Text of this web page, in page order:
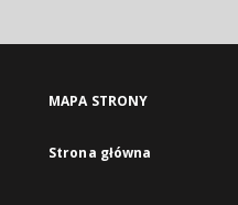
MAPA STRONY
Strona główna